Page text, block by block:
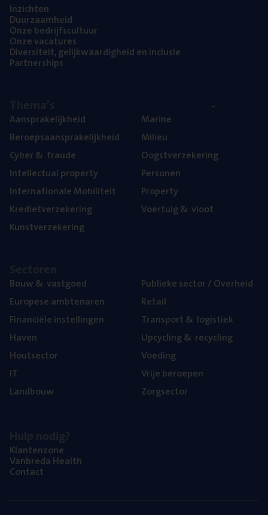
Inzich­ten
Duur­zaam­heid
Onze bedrijfs­cul­tuur
Onze vaca­tu­res
Diver­si­teit, gelijk­waar­dig­heid en inclusie
Part­ner­ships
Aan­spra­ke­lijk­heid
Beroeps­aan­spra­ke­lijk­heid
Cyber& fraude
Intel­lec­tu­al property
Inter­na­ti­o­na­le Mobiliteit
Kre­diet­ver­ze­ke­ring
Kunst­ver­ze­ke­ring
Mari­ne
Mili­eu
Oogst­ver­ze­ke­ring
Per­so­nen
Pro­per­ty
Voer­tuig& vloot
Bouw& vastgoed
Euro­pe­se ambtenaren
Finan­ci­ë­le instellingen
Haven
Hout­sec­tor
IT
Land­bouw
Publie­ke sec­tor / Overheid
Retail
Trans­port& logistiek
Upcy­cling& recycling
Voe­ding
Vrije beroe­pen
Zorg­sec­tor
Klan­ten­zo­ne
Van­b­re­da Health
Con­tact